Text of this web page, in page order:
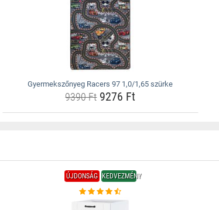
Gyermekszőnyeg Racers 97 1,0/1,65 szürke
9390 Ft9276 Ft
ÚJDONSÁG KEDVEZMÉNY